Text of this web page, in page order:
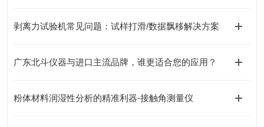
剥离力试验机常见问题：试样打滑/数据飘移解决方案
广东北斗仪器与进口主流品牌，谁更适合您的应用？
粉体材料润湿性分析的精准利器-接触角测量仪